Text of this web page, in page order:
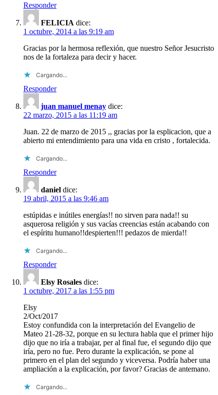
Responder
FELICIA dice:
1 octubre, 2014 a las 9:19 am
Gracias por la hermosa reflexión, que nuestro Señor Jesucristo
nos de la fortaleza para decir y hacer.
Cargando...
Responder
juan manuel menay dice:
22 marzo, 2015 a las 11:19 am
Juan. 22 de marzo de 2015 ,, gracias por la esplicacion, que a
abierto mi entendimiento para una vida en cristo , fortalecida.
Cargando...
Responder
daniel dice:
19 abril, 2015 a las 9:46 am
estúpidas e inútiles energías!! no sirven para nada!! su
asquerosa religión y sus vacías creencias están acabando con
el espíritu humano!!despierten!!! pedazos de mierda!!
Cargando...
Responder
Elsy Rosales dice:
1 octubre, 2017 a las 1:55 pm
Elsy
2/Oct/2017
Estoy confundida con la interpretación del Evangelio de
Mateo 21-28-32, porque en su lectura habla que el primer hijo
dijo que no iría a trabajar, per al final fue, el segundo dijo que
iría, pero no fue. Pero durante la explicación, se pone al
primero en el plan del segundo y viceversa. Podría haber una
ampliación a la explicación, por favor? Gracias de antemano.
Cargando...